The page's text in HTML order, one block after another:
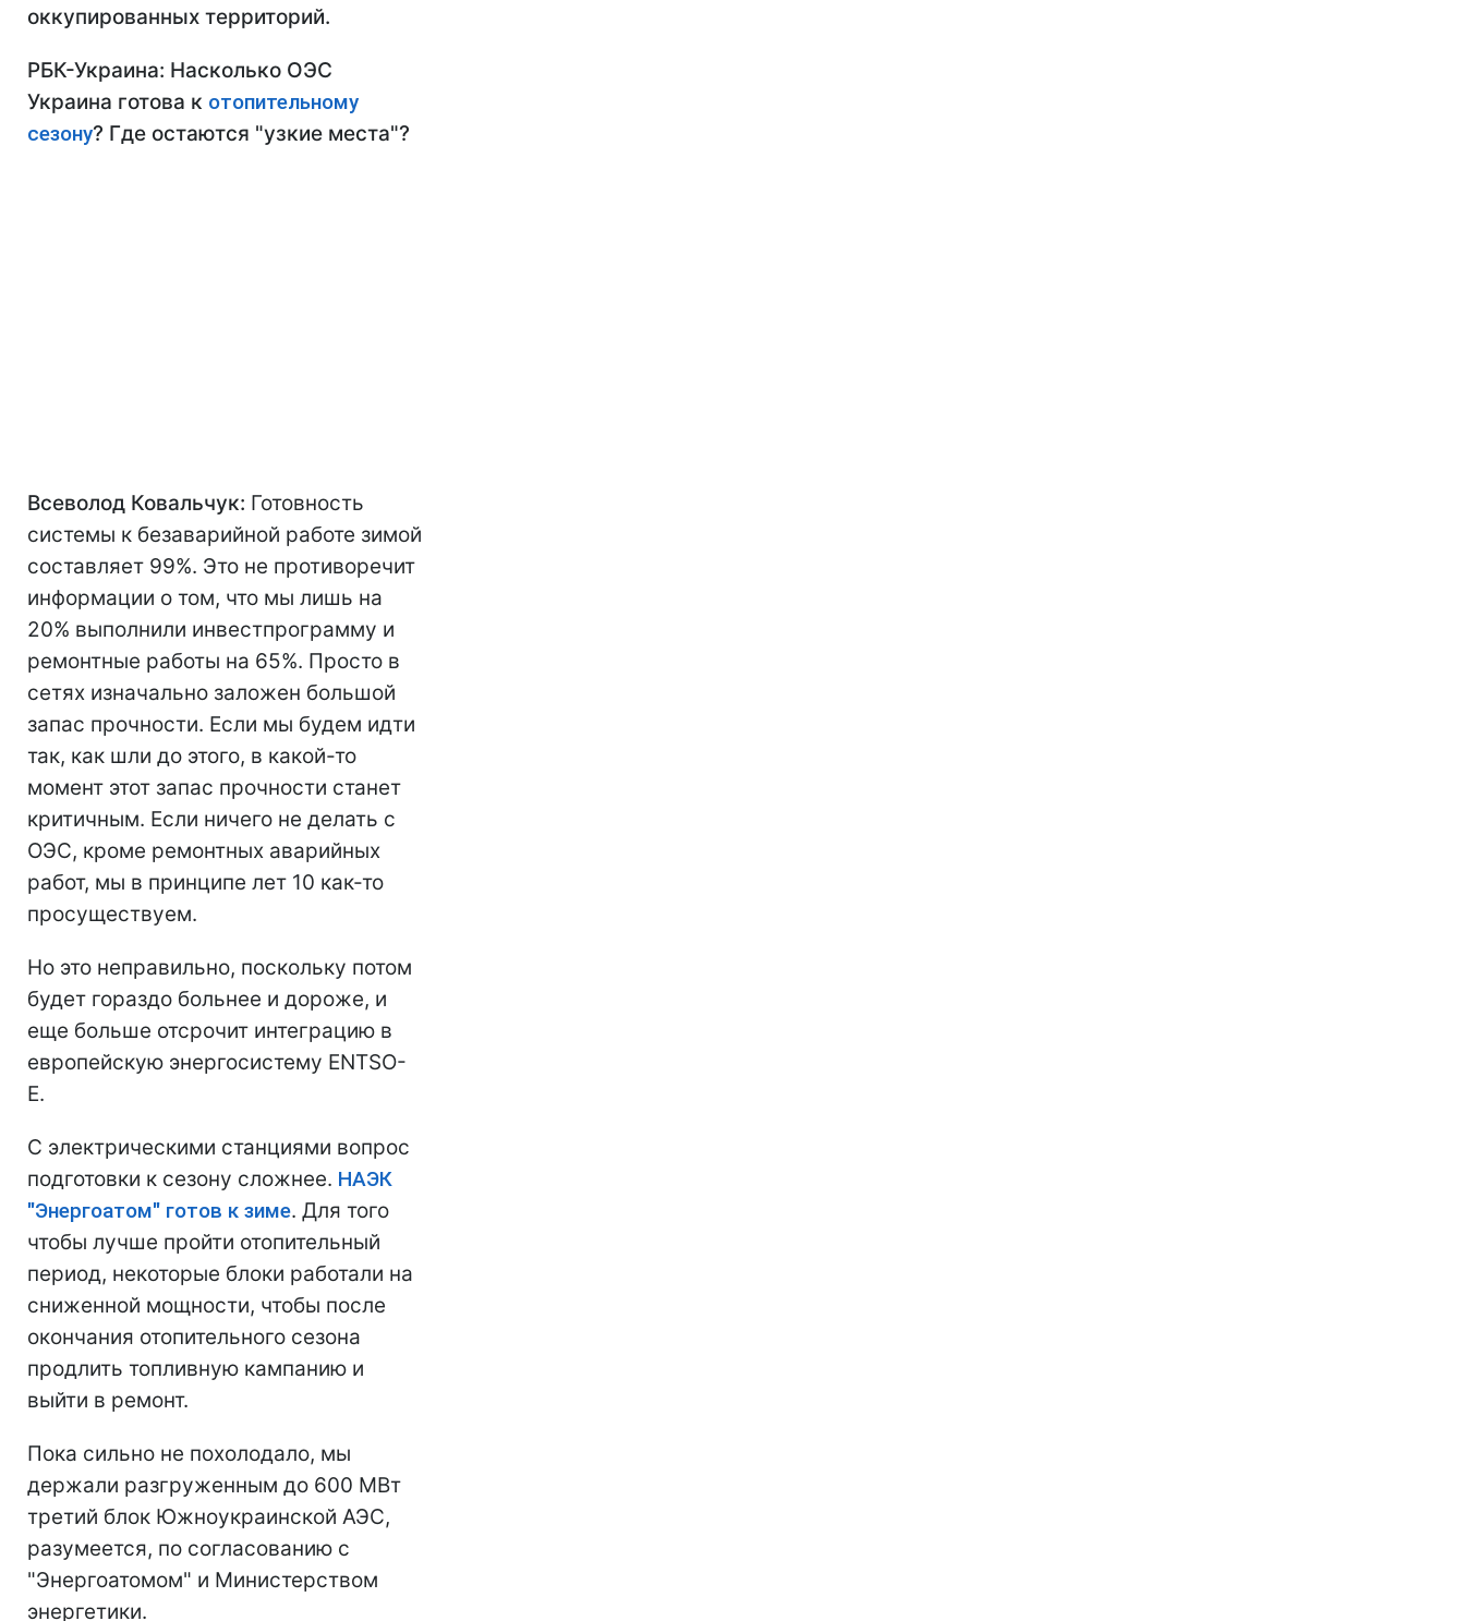
оккупированных территорий.
РБК-Украина: Насколько ОЭС
Украина готова к отопительному
сезону? Где остаются "узкие места"?
Всеволод Ковальчук: Готовность
системы к безаварийной работе зимой
составляет 99%. Это не противоречит
информации о том, что мы лишь на
20% выполнили инвестпрограмму и
ремонтные работы на 65%. Просто в
сетях изначально заложен большой
запас прочности. Если мы будем идти
так, как шли до этого, в какой-то
момент этот запас прочности станет
критичным. Если ничего не делать с
ОЭС, кроме ремонтных аварийных
работ, мы в принципе лет 10 как-то
просуществуем.
Но это неправильно, поскольку потом
будет гораздо больнее и дороже, и
еще больше отсрочит интеграцию в
европейскую энергосистему ENTSO-
E.
С электрическими станциями вопрос
подготовки к сезону сложнее. НАЭК
"Энергоатом" готов к зиме. Для того
чтобы лучше пройти отопительный
период, некоторые блоки работали на
сниженной мощности, чтобы после
окончания отопительного сезона
продлить топливную кампанию и
выйти в ремонт.
Пока сильно не похолодало, мы
держали разгруженным до 600 МВт
третий блок Южноукраинской АЭС,
разумеется, по согласованию с
"Энергоатомом" и Министерством
энергетики.